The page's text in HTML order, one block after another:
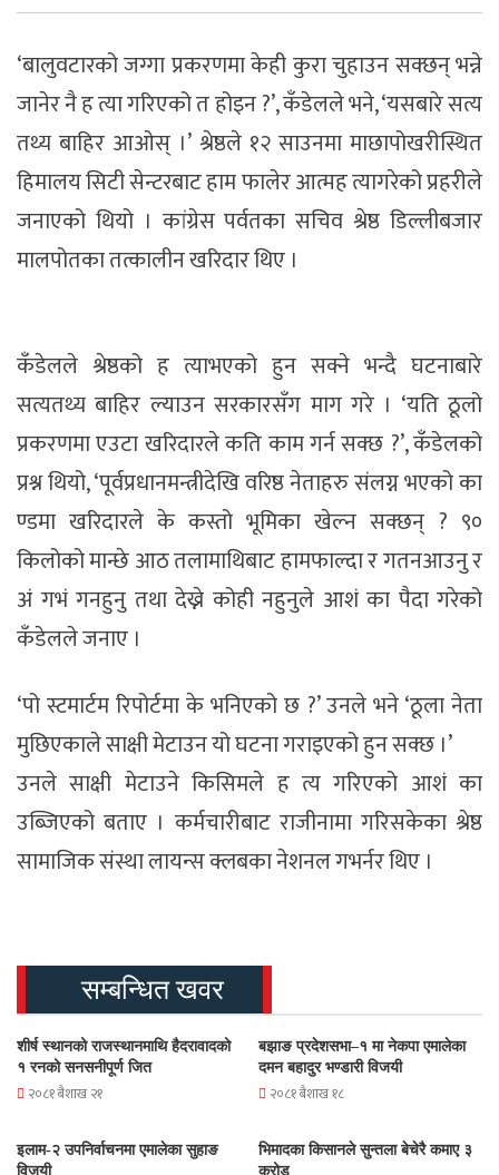
‘बालुवटारको जग्गा प्रकरणमा केही कुरा चुहाउन सक्छन् भन्ने
जानेर नै ह त्या गरिएको त होइन ?’, कँडेलले भने, ‘यसबारे सत्य
तथ्य बाहिर आओस् ।’ श्रेष्ठले १२ साउनमा माछापोखरीस्थित
हिमालय सिटी सेन्टरबाट हाम फालेर आत्मह त्यागरेको प्रहरीले
जनाएको थियो । कांग्रेस पर्वतका सचिव श्रेष्ठ डिल्लीबजार
मालपोतका तत्कालीन खरिदार थिए ।
कँडेलले श्रेष्ठको ह त्याभएको हुन सक्ने भन्दै घटनाबारे
सत्यतथ्य बाहिर ल्याउन सरकारसँग माग गरे । ‘यति ठूलो
प्रकरणमा एउटा खरिदारले कति काम गर्न सक्छ ?’, कँडेलको
प्रश्न थियो, ‘पूर्वप्रधानमन्त्रीदेखि वरिष्ठ नेताहरु संलग्न भएको का
ण्डमा खरिदारले के कस्तो भूमिका खेल्न सक्छन् ? ९०
किलोको मान्छे आठ तलामाथिबाट हामफाल्दा र गतनआउनु र
अं गभं गनहुनु तथा देख्ने कोही नहुनुले आशं का पैदा गरेको
कँडेलले जनाए ।
‘पो स्टमार्टम रिपोर्टमा के भनिएको छ ?’ उनले भने ‘ठूला नेता
मुछिएकाले साक्षी मेटाउन यो घटना गराइएको हुन सक्छ ।’
उनले साक्षी मेटाउने किसिमले ह त्य गरिएको आशं का
उब्जिएको बताए । कर्मचारीबाट राजीनामा गरिसकेका श्रेष्ठ
सामाजिक संस्था लायन्स क्लबका नेशनल गभर्नर थिए ।
सम्बन्धित खवर
शीर्ष स्थानको राजस्थानमाथि हैदरावादको
१ रनको सनसनीपूर्ण जित
२०८१ बैशाख २१
बझाङ प्रदेशसभा–१ मा नेकपा एमालेका
दमन बहादुर भण्डारी विजयी
२०८१ बैशाख १८
इलाम-२ उपनिर्वाचनमा एमालेका सुहाङ
विजयी
भिमादका किसानले सुन्तला बेचेरै कमाए ३
करोड